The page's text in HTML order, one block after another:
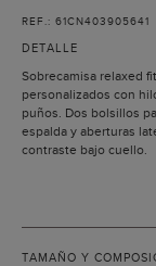
REF.: 61CN403905641
DETALLE
Sobrecamisa relaxed
personalizados con
puños. Dos bolsillos
espalda y aberturas
contraste bajo cuello.
TAMAÑO Y